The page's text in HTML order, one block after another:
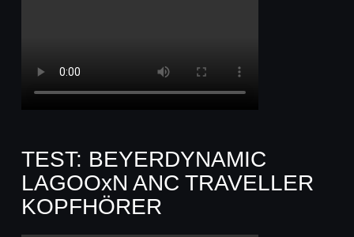
TEST: BEYERDYNAMIC
LAGOOxN ANC TRAVELLER
KOPFHÖRER